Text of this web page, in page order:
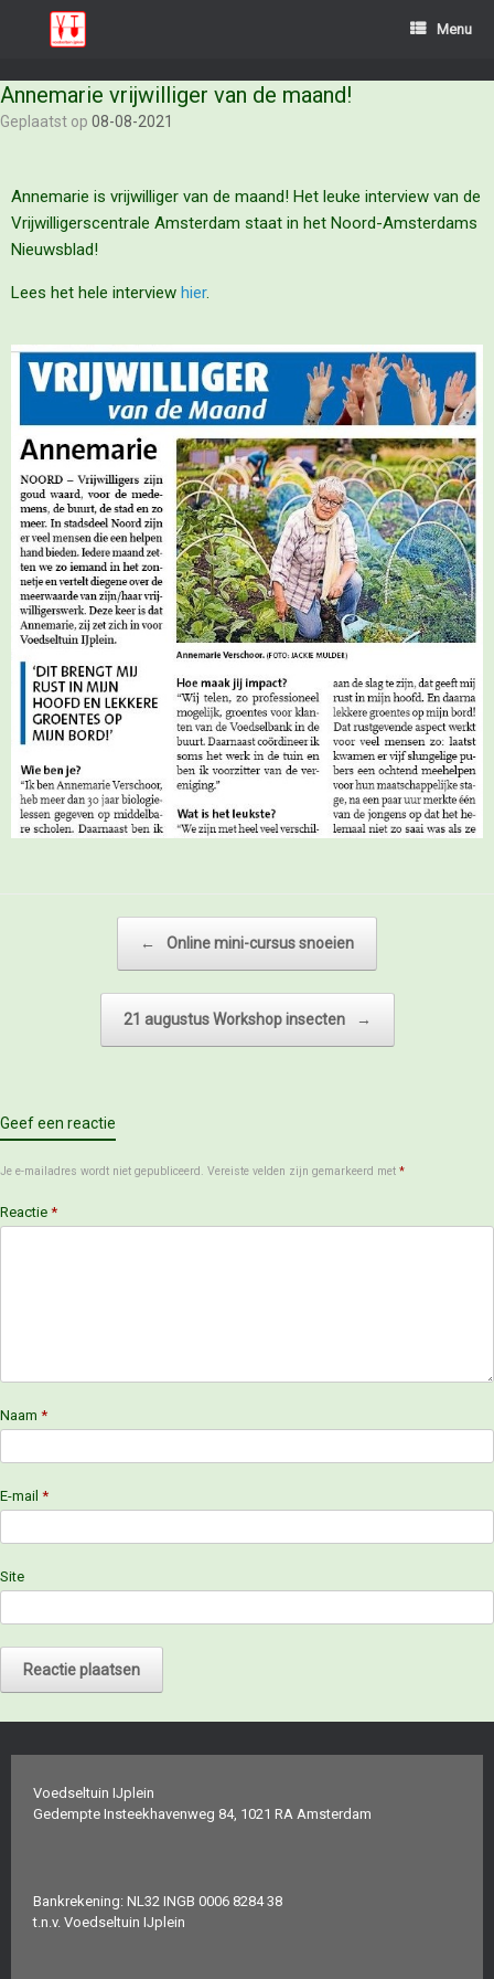
Menu
Annemarie vrijwilliger van de maand!
Geplaatst op 08-08-2021
Annemarie is vrijwilliger van de maand! Het leuke interview van de
Vrijwilligerscentrale Amsterdam staat in het Noord-Amsterdams
Nieuwsblad!
Lees het hele interview hier.
← Online mini-cursus snoeien
21 augustus Workshop insecten →
Geef een reactie
Je e-mailadres wordt niet gepubliceerd. Vereiste velden zijn gemarkeerd met *
Reactie *
Naam *
E-mail *
Site
Voedseltuin IJplein
Gedempte Insteekhavenweg 84, 1021 RA Amsterdam
Bankrekening: NL32 INGB 0006 8284 38
t.n.v. Voedseltuin IJplein